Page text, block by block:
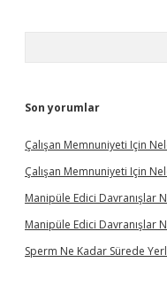
Son yorumlar
Çalışan Memnuniyeti Için
Çalışan Memnuniyeti Için
Manipüle Edici Davranışlar
Manipüle Edici Davranışlar
Sperm Ne Kadar Sürede